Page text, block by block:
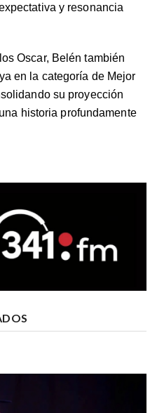
y resonancia
Oscar, Belén también
en la categoría de Mejor
su proyección
historia profundamente